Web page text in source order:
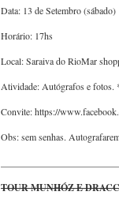
Data: 13 de Setembro (sábado)
Horário: 17hs
Local: Saraiva do RioMar
Atividade: Autógrafos e fotos.
Convite: https://
Obs: sem senhas.
TOUR MUNHÓZ E